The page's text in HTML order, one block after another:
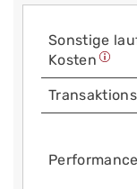
Sonstige
Kosten